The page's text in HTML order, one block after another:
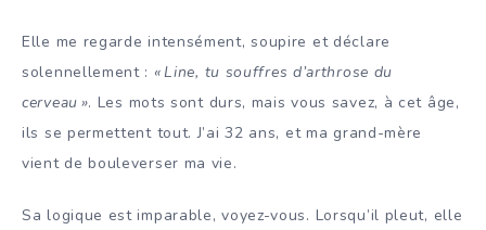
Elle me regarde intensément, soupire et déclare
solennellement : « Line, tu souffres d’arthrose du
cerveau ». Les mots sont durs, mais vous savez, à cet âge,
ils se permettent tout. J’ai 32 ans, et ma grand-mère
vient de bouleverser ma vie.
Sa logique est imparable, voyez-vous. Lorsqu’il pleut, elle